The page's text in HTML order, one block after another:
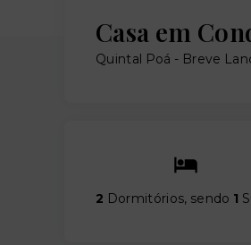
Casa em
Quintal Poá - Breve
2 Dormitórios, sendo 1